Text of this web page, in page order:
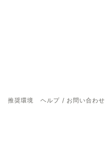
推奨環境 ヘルプ / お問い合わせ